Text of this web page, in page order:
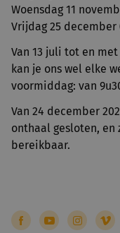
Woensdag 11
Vrijdag 25 december
Van 13 juli tot en
kan je ons wel elke
voormiddag: van
Van 24 december
onthaal gesloten,
bereikbaar.